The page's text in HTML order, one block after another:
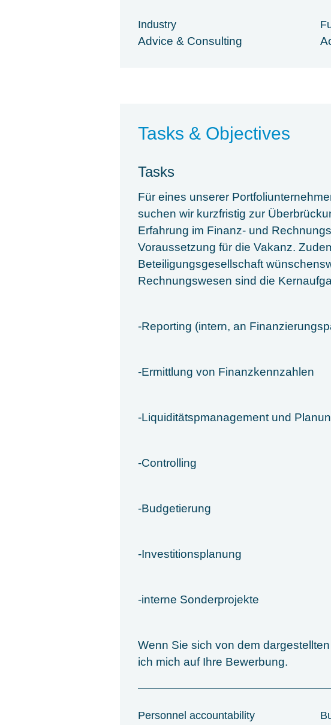
Industry
Advice & Consulting
Tasks & Objectives
Tasks
Für eines unserer
suchen wir kurzfristig zur
Erfahrung im Finanz- und
Voraussetzung für die Vakanz.
Beteiligungsgesellschaft
Rechnungswesen sind die
-Reporting (intern, an
-Ermittlung von Finanzkennzahlen
-Liquiditätspmanagement und
-Controlling
-Budgetierung
-Investitionsplanung
-interne Sonderprojekte
Wenn Sie sich von dem
ich mich auf Ihre Bewerbung.
Personnel accountability